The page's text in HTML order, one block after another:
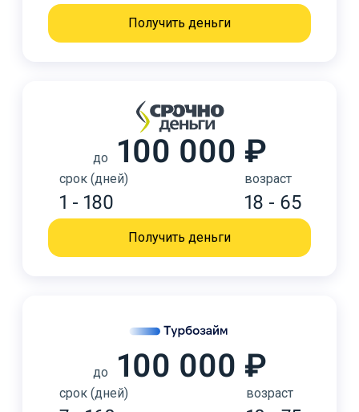
Получить деньги
до 100 000 ₽
срок (дней)
1 - 180
возраст
18 - 65
Получить деньги
до 100 000 ₽
срок (дней) возраст